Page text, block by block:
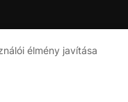
élmény javítása